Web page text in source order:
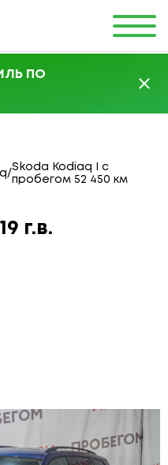
ПО
/
Skoda Kodiaq I с
пробегом 52 450 км
г.в.